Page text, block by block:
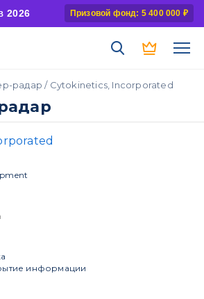
2026 Призовой фонд: 5 400 000 ₽
радар / Cytokinetics, Incorporated
информации